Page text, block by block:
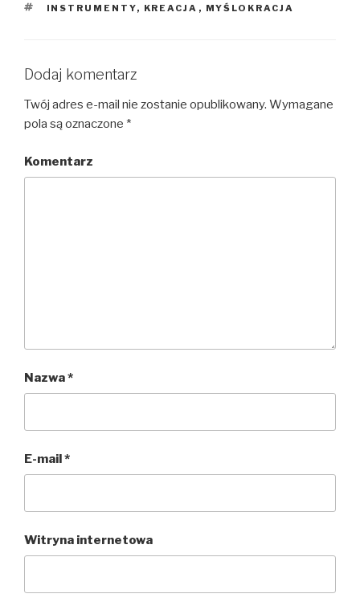
TAGI
INSTRUMENTY, KREACJA , MYŚLOKRACJA
Dodaj komentarz
Twój adres e-mail nie zostanie opublikowany. Wymagane
pola są oznaczone *
Komentarz
Nazwa*
E-mail*
Witryna internetowa